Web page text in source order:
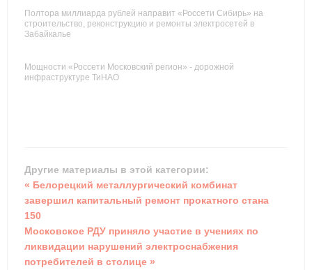
Полтора миллиарда рублей направит «Россети Сибирь» на
строительство, реконструкцию и ремонты электросетей в
Забайкалье
Мощности «Россети Московский регион» - дорожной
инфраструктуре ТиНАО
Другие материалы в этой категории:
« Белорецкий металлургический комбинат
завершил капитальный ремонт прокатного стана
150
Московское РДУ приняло участие в учениях по
ликвидации нарушений электроснабжения
потребителей в столице »